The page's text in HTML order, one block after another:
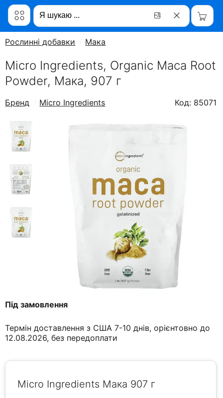
Рослинні добавки Мака
Micro Ingredients, Organic Maca Root
Powder, Мака, 907 г
Бренд Micro Ingredients Код: 85071
Під замовлення
Термін доставлення з США 7-10 днів, орієнтовно до
12.08.2026, без передоплати
Micro Ingredients Мака 907 г